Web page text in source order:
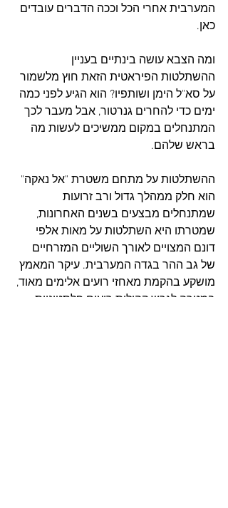
המערבית אחרי הכל וככה הדברים עובדים
כאן.
ומה הצבא עושה בינתיים בעניין
ההשתלטות הפיראטית הזאת חוץ מלשמור
על סא"ל הימן ושותפיו? הוא הגיע לפני כמה
ימים כדי להחרים גנרטור, אבל מעבר לכך
המתנחלים במקום ממשיכים לעשות מה
בראש שלהם.
ההשתלטות על מתחם משטרת "אל נאקה"
הוא חלק ממהלך גדול ורב זרועות
שמתנחלים מבצעים בשנים האחרונות,
שמטרתו היא השתלטות על מאות אלפי
דונם המצויים לאורך השוליים המזרחיים
של גב ההר בגדה המערבית. עיקר המאמץ
מושקע בהקמת מאחזי רועים אלימים מאוד,
במטרה לגרש קהילות רועים פלסטיניות